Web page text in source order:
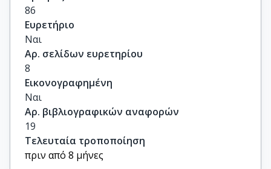
86
Ευρετήριο
Ναι
Αρ. σελίδων ευρετηρίου
8
Εικονογραφημένη
Ναι
Αρ. βιβλιογραφικών αναφορών
19
Τελευταία τροποποίηση
πριν από 8 μήνες